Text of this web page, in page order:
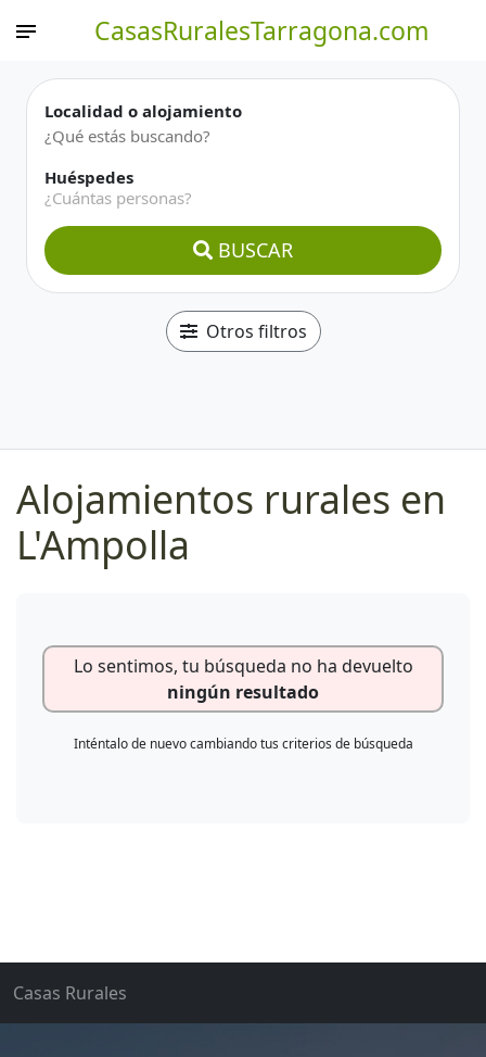
CasasRuralesTarragona.com
Localidad o alojamiento
Huéspedes
¿Cuántas personas?
BUSCAR
Otros filtros
Alojamientos rurales en
L'Ampolla
Lo sentimos, tu búsqueda no ha devuelto
ningún resultado
Inténtalo de nuevo cambiando tus criterios de búsqueda
Casas Rurales